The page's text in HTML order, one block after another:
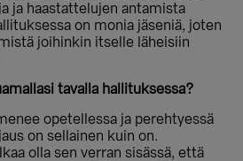
ja haastattelujen antamista
on monia jäseniä, joten
joihinkin itselle läheisiin
tavalla hallituksessa?
opetellessa ja perehtyessä
on sellainen kuin on.
olla sen verran sisässä, että